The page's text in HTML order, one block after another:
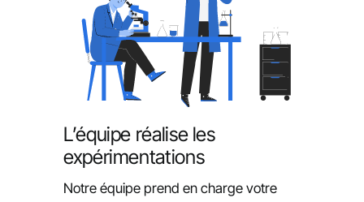
L’équipe réalise les
expérimentations
Notre équipe prend en charge votre